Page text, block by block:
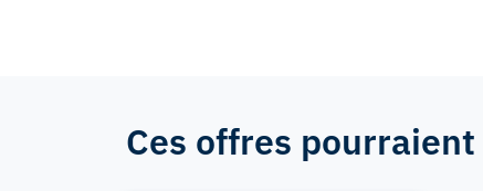
Ces offres